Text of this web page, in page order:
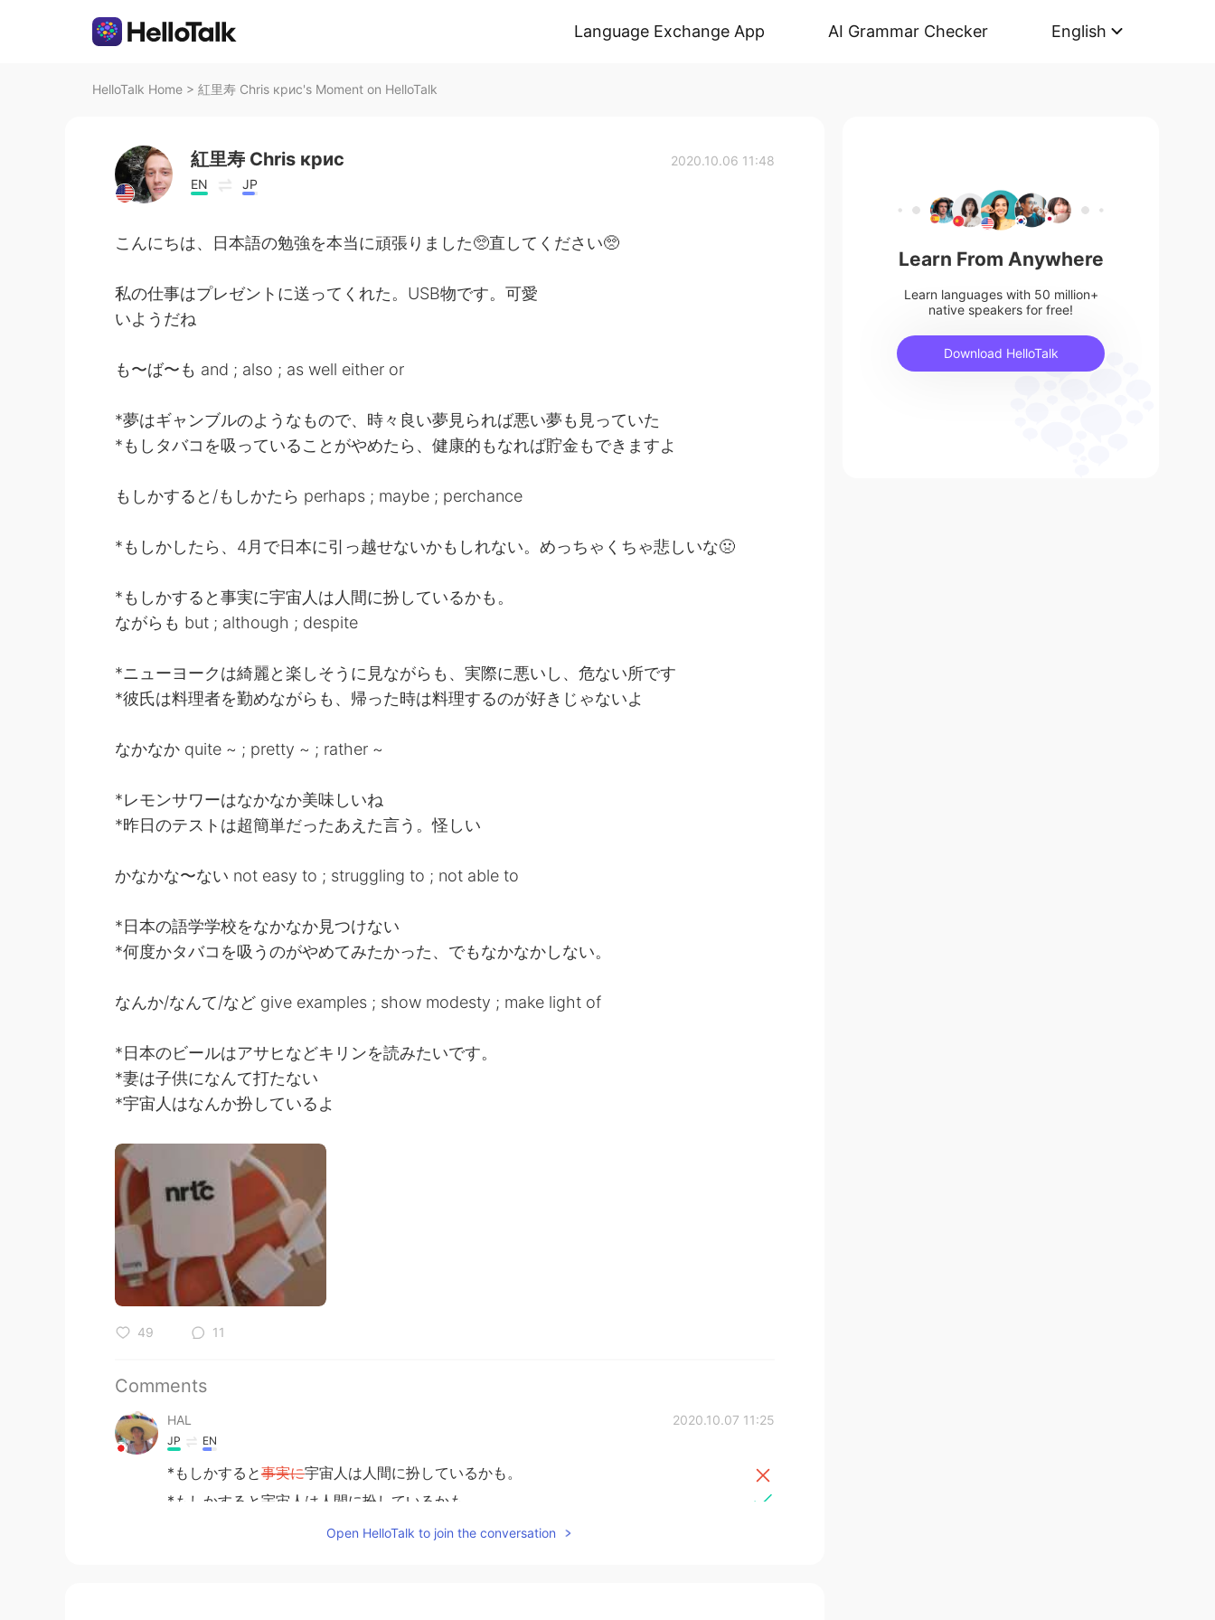
Language Exchange App AI Grammar Checker English
HelloTalk Home > 紅里寿 Chris крис's Moment on HelloTalk
紅里寿 Chris крис
EN JP
2020.10.06 11:48
こんにちは、日本語の勉強を本当に頑張りました🥺直してください🥺
私の仕事はプレゼントに送ってくれた。USB物です。可愛
いようだね
も〜ば〜も and ; also ; as well either or
*夢はギャンブルのようなもので、時々良い夢見られば悪い夢も見っていた
*もしタバコを吸っていることがやめたら、健康的もなれば貯金もできますよ
もしかすると/もしかたら perhaps ; maybe ; perchance
*もしかしたら、4月で日本に引っ越せないかもしれない。めっちゃくちゃ悲しいな🤢
*もしかすると事実に宇宙人は人間に扮しているかも。
ながらも but ; although ; despite
*ニューヨークは綺麗と楽しそうに見ながらも、実際に悪いし、危ない所です
*彼氏は料理者を勤めながらも、帰った時は料理するのが好きじゃないよ
なかなか quite ~ ; pretty ~ ; rather ~
*レモンサワーはなかなか美味しいね
*昨日のテストは超簡単だったあえた言う。怪しい
かなかな〜ない not easy to ; struggling to ; not able to
*日本の語学学校をなかなか見つけない
*何度かタバコを吸うのがやめてみたかった、でもなかなかしない。
なんか/なんて/など give examples ; show modesty ; make light of
*日本のビールはアサヒなどキリンを読みたいです。
*妻は子供になんて打たない
*宇宙人はなんか扮しているよ
49 11
Comments
HAL 2020.10.07 11:25
JP EN
*もしかすると事実に宇宙人は人間に扮しているかも。
*もしかすると宇宙人は人間に扮しているかも。
*ニューヨークは綺麗と楽しそうに見ながらも、実際に悪いし、危ない所です
Open HelloTalk to join the conversation
Learn From Anywhere
Learn languages with 50 million+
native speakers for free!
Download HelloTalk